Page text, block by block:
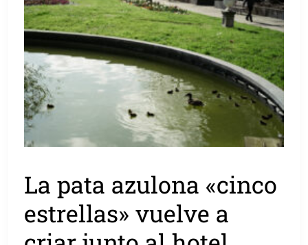
La pata azulona «cinco
estrellas» vuelve a